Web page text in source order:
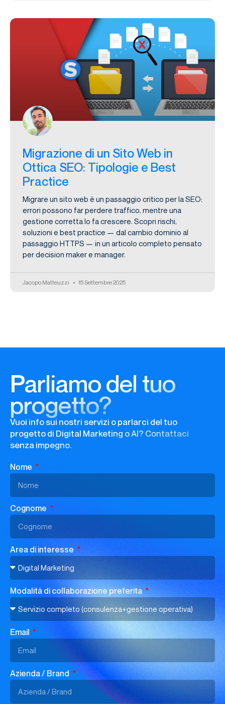
Migrazione di un Sito Web in
Ottica SEO: Tipologie e Best
Practice
Migrare un sito web è un passaggio critico per la SEO:
errori possono far perdere traffico, mentre una
gestione corretta lo fa crescere. Scopri rischi,
soluzioni e best practice — dal cambio dominio al
passaggio HTTPS — in un articolo completo pensato
per decision maker e manager.
Jacopo Matteuzzi 15 Settembre 2025
Parliamo del tuo
progetto?
Vuoi info sui nostri servizi o parlarci del tuo
progetto di Digital Marketing o AI? Contattaci
senza impegno.
Nome
Cognome
Area di interesse
Modalità di collaborazione preferita
Email
Azienda / Brand